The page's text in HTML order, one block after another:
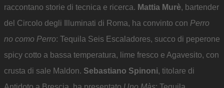
raccontano storie di tecnica e ricerca. Mattia Murè, bartender
del Circolo degli Illuminati di Roma, ha convinto con Perro
no como Perro: Tequila Seis Escaladores, succo di peperone
spicy cotto a bassa temperatura, lime fresco e Agavesito, con
crusta di sale Maldon. Sebastiano Spinoni, titolare di